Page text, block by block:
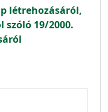
létrehozásáról,
szóló 19/2000.